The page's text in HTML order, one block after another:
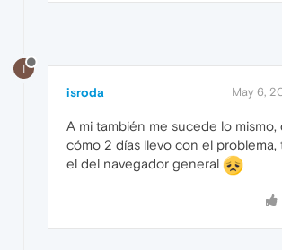
I
isroda May 6,
A mi también me sucede lo mismo,
cómo 2 días llevo con el problema,
el del navegador general